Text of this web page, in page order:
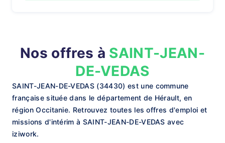
Nos offres à SAINT-JEAN-
DE-VEDAS
SAINT-JEAN-DE-VEDAS (34430) est une commune
française située dans le département de Hérault, en
région Occitanie. Retrouvez toutes les offres d'emploi et
missions d'intérim à SAINT-JEAN-DE-VEDAS avec
iziwork.